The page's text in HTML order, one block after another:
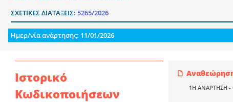
ΣΧΕΤΙΚΕΣ ΔΙΑΤΑΞΕΙΣ: 5265/2026
Ημερ/νία ανάρτησης: 11/01/2026
Ιστορικό
Κωδικοποιήσεων
1Η ΑΝΑΡΤΗΣΗ -